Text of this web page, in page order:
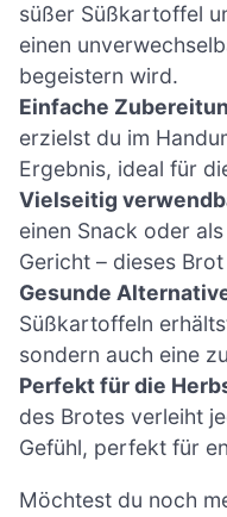
süßer Süßkartoffel
einen
begeistern wird.
Einfache
erzielst du im
Ergebnis, ideal für
Vielseitig
einen Snack oder
Gericht – dieses
Gesunde
Süßkartoffeln
sondern auch eine
Perfekt für die
des Brotes verleiht
Gefühl, perfekt für
Möchtest du noch